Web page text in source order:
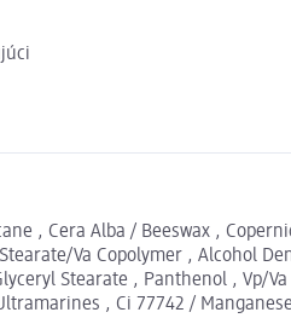
, Cera Alba / Beeswax ,
Va Copolymer , Alcohol
Stearate , Panthenol , Vp/
, Ci 77742 /